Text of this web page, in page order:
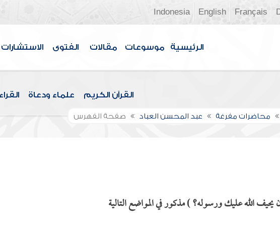
Français
English
Indonesia
الرئيسية موسوعات مقالات الفتوى الاستشارات
القرآن الكريم علماء ودعاة
محاضرات مفرغة عبد المحسن العباد صفحة الفهرس
الله عليك ورسوله؟ ) مذكور في المواضع التالية